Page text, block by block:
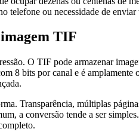
telefone ou necessidade de
TIF
O TIF pode armazenar
8 bits por canal e é
Transparência, múltiplas
a conversão tende a ser